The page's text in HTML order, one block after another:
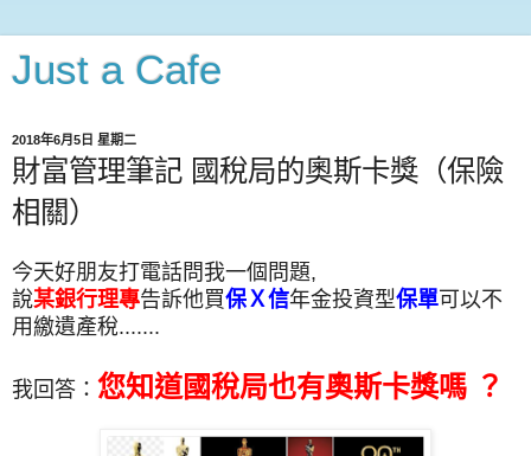
Just a Cafe
2018年6月5日 星期二
財富管理筆記 國稅局的奧斯卡獎（保險
相關）
今天好朋友打電話問我一個問題,
說某銀行理專告訴他買保Ｘ信年金投資型保單可以不
用繳遺產稅.......
我回答： 您知道國稅局也有奧斯卡獎嗎 ？